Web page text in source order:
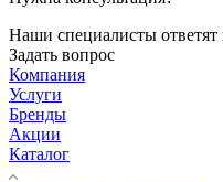
Наши специалисты
Задать вопрос
Компания
Услуги
Бренды
Акции
Каталог